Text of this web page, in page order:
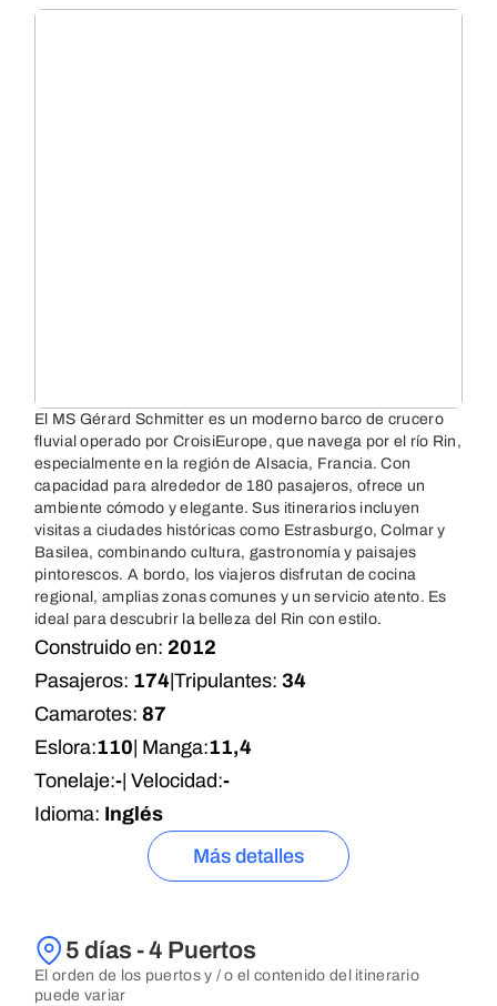
El MS Gérard Schmitter es un moderno barco de crucero
fluvial operado por CroisiEurope, que navega por el río Rin,
especialmente en la región de Alsacia, Francia. Con
capacidad para alrededor de 180 pasajeros, ofrece un
ambiente cómodo y elegante. Sus itinerarios incluyen
visitas a ciudades históricas como Estrasburgo, Colmar y
Basilea, combinando cultura, gastronomía y paisajes
pintorescos. A bordo, los viajeros disfrutan de cocina
regional, amplias zonas comunes y un servicio atento. Es
ideal para descubrir la belleza del Rin con estilo.
Construido en: 2012
Pasajeros: 174 Tripulantes: 34
Camarotes: 87
Eslora:110 | Manga:11,4
Tonelaje:- | Velocidad:-
Idioma: Inglés
Más detalles
5 días - 4 Puertos
El orden de los puertos y / o el contenido del itinerario
puede variar